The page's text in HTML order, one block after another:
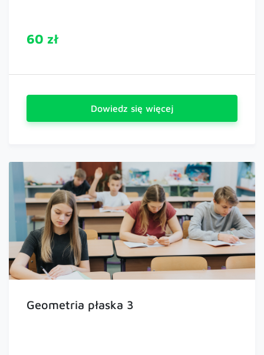
60 zł
Dowiedz się więcej
Geometria płaska 3